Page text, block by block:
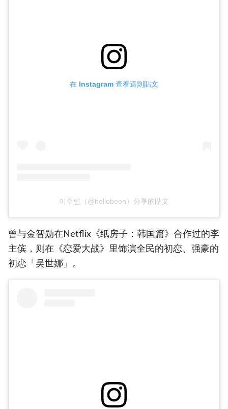
在 Instagram 查看這則貼文
이주빈（@hellobeen）分享的貼文
曾与金智勋在Netflix《纸房子：韩国篇》合作过的李
主傧，则在《恋爱大战》里饰演全民的初恋、强豪的
初恋「吴世娜」。